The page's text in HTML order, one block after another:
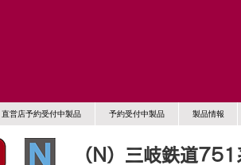
直営店予約受付中製品 予約受付中製品 製品情報
（N）三岐鉄道